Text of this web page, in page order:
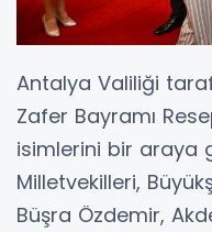
Antalya Valiliği
Zafer Bayramı
isimlerini bir araya
Milletvekilleri,
Büşra Özdemir,